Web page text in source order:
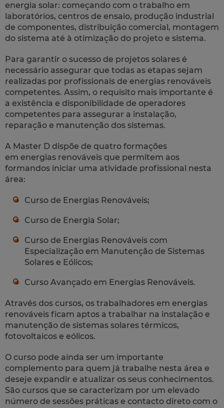
energia solar: começando com o trabalho em
laboratórios, centros de ensaio, produção industrial
de componentes, distribuição comercial, montagem
do sistema até à otimização do projeto e sistema.
Para garantir o sucesso de projetos solares é
necessário assegurar que todas as etapas sejam
realizadas por profissionais de energias renováveis
competentes. Assim, o requisito mais importante é
a existência e disponibilidade de operadores
competentes para assegurar a instalação,
reparação e manutenção dos sistemas.
A Master D dispõe de quatro formações
em energias renováveis que permitem aos
formandos iniciar uma atividade profissional nesta
área:
Curso de Energias Renováveis;
Curso de Energia Solar;
Curso de Energias Renováveis com
Especialização em Manutenção de Sistemas
Solares e Eólicos;
Curso Avançado em Energias Renováveis.
Através dos cursos, os trabalhadores em energias
renováveis ficam aptos a trabalhar na instalação e
manutenção de sistemas solares térmicos,
fotovoltaicos e eólicos.
O curso pode ainda ser um importante
complemento para quem já trabalhe nesta área e
deseje expandir e atualizar os seus conhecimentos.
São cursos que se caracterizam por um elevado
número de sessões práticas e contacto direto com o